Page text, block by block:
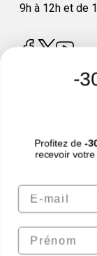
9h à 12h et de
© Sport Nutrition Center
-
Profitez de -
recevoir
Email
Prénom